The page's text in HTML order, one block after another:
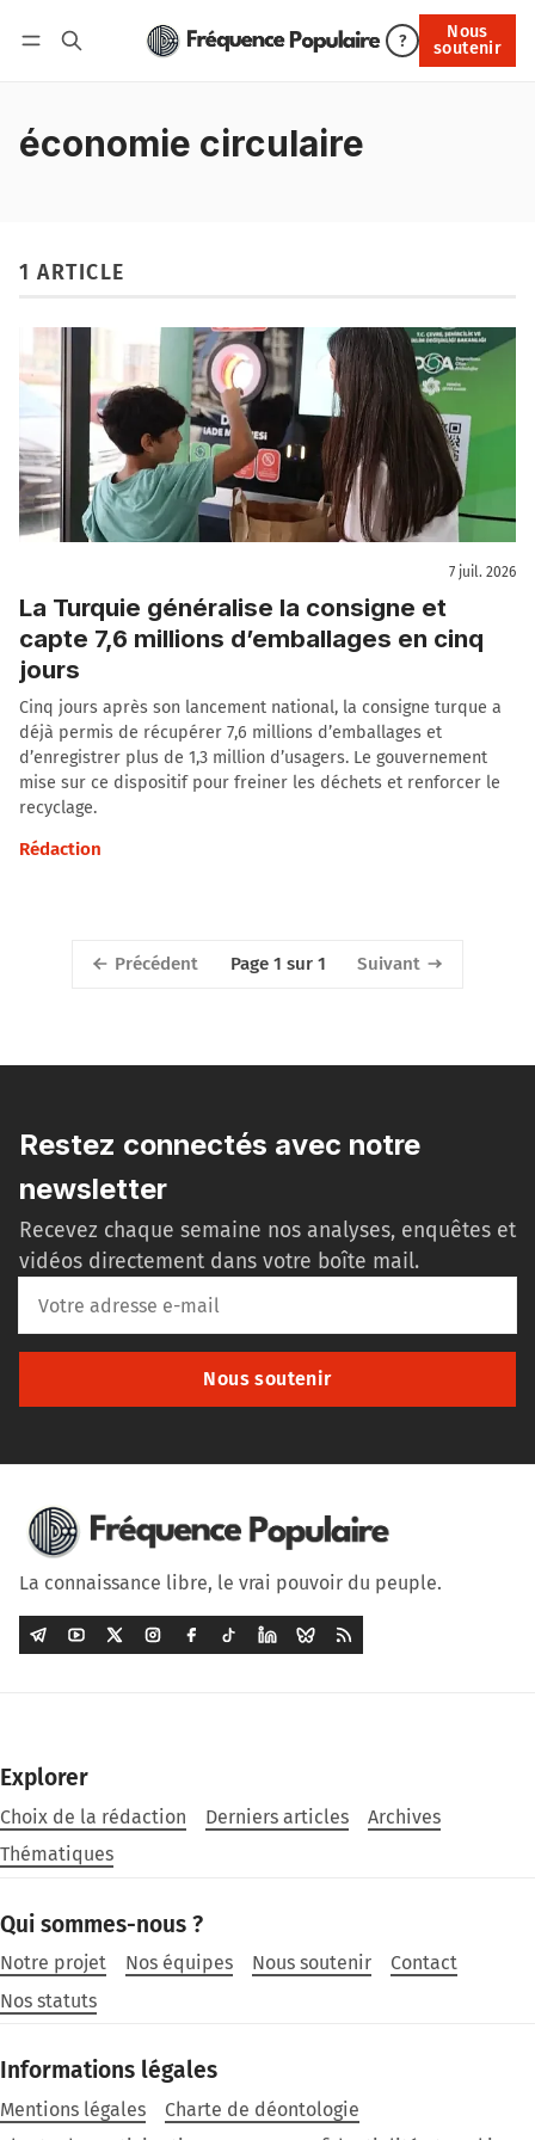
?
Nous
soutenir
Nous soutenir
économie circulaire
1 ARTICLE
7 juil. 2026
La Turquie généralise la consigne et
capte 7,6 millions d’emballages en cinq
jours
Cinq jours après son lancement national, la consigne turque a
déjà permis de récupérer 7,6 millions d’emballages et
d’enregistrer plus de 1,3 million d’usagers. Le gouvernement
mise sur ce dispositif pour freiner les déchets et renforcer le
recyclage.
Rédaction
Précédent Page 1 sur 1 Suivant
Restez connectés avec notre
newsletter
Recevez chaque semaine nos analyses, enquêtes et
vidéos directement dans votre boîte mail.
Nous soutenir
La connaissance libre, le vrai pouvoir du peuple.
Explorer
Choix de la rédaction Derniers articles
Archives
Thématiques
Qui sommes-nous ?
Notre projet Nos équipes Nous soutenir
Contact
Nos statuts
Informations légales
Mentions légales
Charte de déontologie